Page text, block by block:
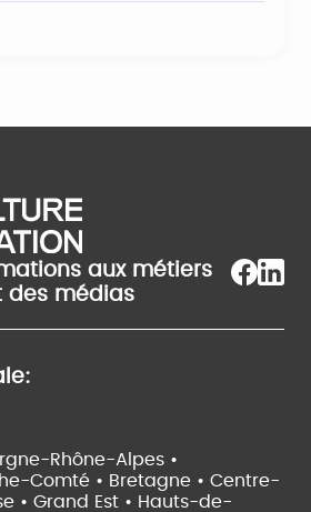
aux métiers
des médias
Rhône-Alpes •
Comté • Bretagne • Centre-
• Grand Est • Hauts-de-